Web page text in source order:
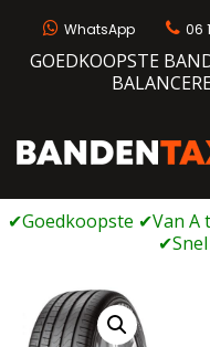
WhatsApp 06
GOEDKOOPSTE